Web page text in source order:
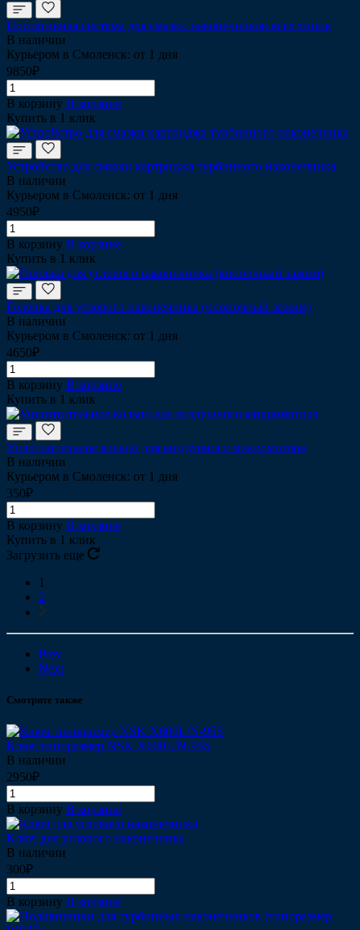
Портативная система для смазки наконечников всех типов
В наличии
Курьером в Смоленск: от 1 дня
9850₽
В корзину В корзине
Купить в 1 клик
Устройство для смазки картриджа турбинного наконечника
В наличии
Курьером в Смоленск: от 1 дня
4950₽
В корзину В корзине
Купить в 1 клик
Головка для углового наконечника (кнопочный зажим)
В наличии
Курьером в Смоленск: от 1 дня
4650₽
В корзину В корзине
Купить в 1 клик
Уплотнительное кольцо для воздушного микромотора
В наличии
Курьером в Смоленск: от 1 дня
350₽
В корзину В корзине
Купить в 1 клик
Загрузить еще
1
2
Prev
Next
Смотрите также
Ключ типоразмер NSK X600L/N-95S
В наличии
2950₽
В корзину В корзине
Ключ для углового наконечника
В наличии
300₽
В корзину В корзине